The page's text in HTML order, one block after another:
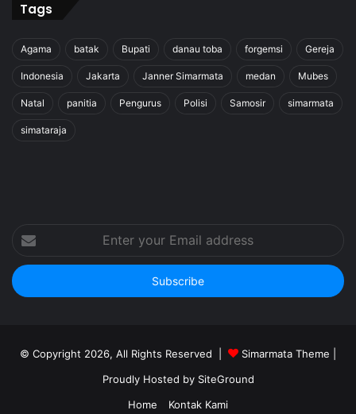
Tags
Agama batak Bupati danau toba forgemsi Gereja
Indonesia Jakarta Janner Simarmata medan Mubes
Natal panitia Pengurus Polisi Samosir simarmata
simataraja
your
Email
address
© Copyright 2026, All Rights Reserved | Simarmata Theme
Proudly Hosted by SiteGround
Home
Kontak Kami